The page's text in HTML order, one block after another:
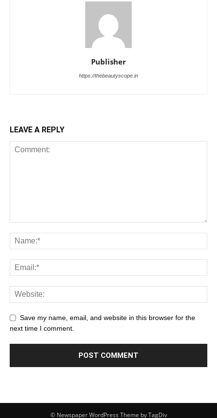
Publisher
https://thebeautyscope.in
LEAVE A REPLY
Save my name, email, and website in this browser for the
next time I comment.
© Newspaper WordPress Theme by TagDiv